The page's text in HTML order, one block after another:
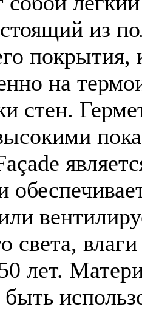
из
покрытия,
на
стен.
света,
лет.